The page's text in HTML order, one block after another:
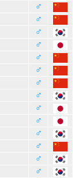
♂
♂
♂
♂
♂
♂
♂
♂
♂
♂
♂
♂
♂
♂